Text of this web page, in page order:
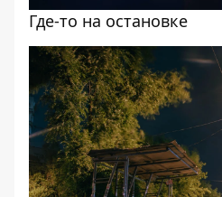
Где-то на остановке